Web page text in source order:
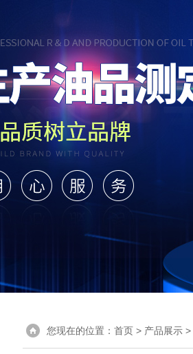
您现在的位置： 首页 > 产品展示 >